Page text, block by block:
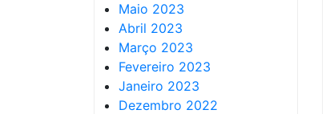
Maio 2023
Abril 2023
Março 2023
Fevereiro 2023
Janeiro 2023
Dezembro 2022